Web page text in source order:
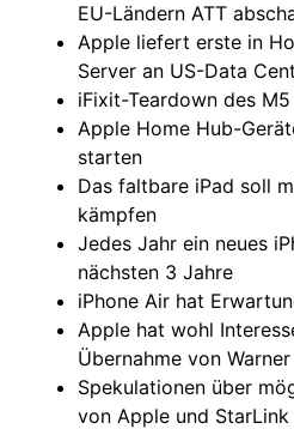
EU-Ländern ATT
Apple liefert erste in
Server an US-Data
iFixit-Teardown des
Apple Home Hub-
starten
Das faltbare iPad soll
kämpfen
Jedes Jahr ein neues
nächsten 3 Jahre
iPhone Air hat
Apple hat wohl
Übernahme von
Spekulationen über
von Apple und StarLink